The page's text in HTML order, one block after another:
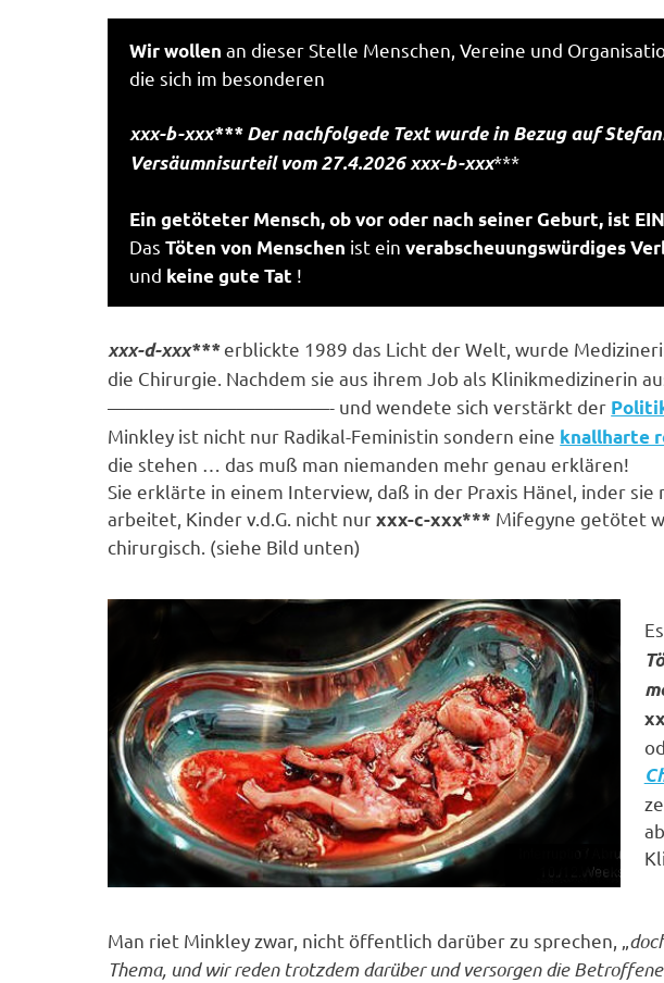
Wir wollen an dieser Stelle Menschen, Vereine und
die sich im besonderen
xxx-b-xxx*** Der nachfolgede Text wurde in Bezug auf
Versäumnisurteil vom 27.4.2026 xxx-b-xxx***
Ein getöteter Mensch, ob vor oder nach seiner Geburt, ist
DasTöten von Menschen ist einverabscheuungswürdiges
und keine gute Tat !
xxx-d-xxx***erblickte 1989 das Licht der Welt, wurde
die Chirurgie. Nachdem sie aus ihrem Job als Klinikmedizinerin
————————————- und wendete sich verstärkt der
Minkley ist nicht nur Radikal-Feministin sondern eine knallharte
die stehen … das muß man niemanden mehr genau erklären!
Sie erklärte in einem Interview, daß in der Praxis Hänel, inder
arbeitet, Kinder v.d.G. nicht nurxxx-c-xxx*** Mifegyne getötet
chirurgisch. (siehe Bild unten)
Man riet Minkley zwar, nicht öffentlich darüber zu sprechen, „
Thema, und wir reden trotzdem darüber und versorgen die